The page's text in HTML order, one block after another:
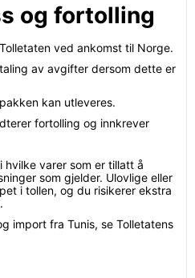
og fortolling
ved ankomst til Norge.
av avgifter dersom dette er
kan utleveres.
fortolling og innkrever
varer som er tillatt å
som gjelder. Ulovlige eller
i tollen, og du risikerer ekstra
import fra Tunis, se Tolletatens